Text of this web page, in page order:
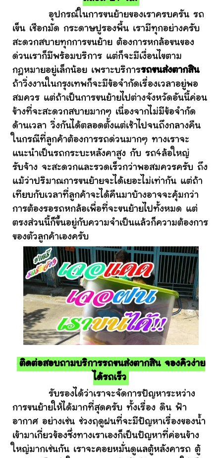
อุปกรณ์ในการขนย้ายของเราครบครัน รถ
เข็น เชือกมัด กระดาษปูรองพื้น เรามีทุกอย่างครับ
สะดวกสบายทุกการขนย้าย ต้องการหกล้อขนของ
ด่วนเราก็มีพร้อมบริการ แต่ก็จะมีเงื่อนไขตาม
กฎหมายอยู่เล็กน้อย เพราะบริการรถขนส่งตากสิน
ถ้าวิ่งงานในกรุงเทพก็จะมีข้อจำกัดเรื่องเวลาอยู่พอ
สมควร แต่ถ้าเป็นการขนย้ายไปต่างจังหวัดอันนี้ค่อน
ข้างที่จะสะดวกสบายมากๆ เนื่องจากไม่มีข้อจำกัด
ด้านเวลา วิ่งกันได้ตลอดตั้งแต่เช้าไปจนถึงกลางคืน
ในกรณีที่ลูกค้าต้องการรถด่วนมากๆ ทางเราจะ
แนะนำเป็นรถกระบะหลังคาสูง กับ รถ4ล้อใหญ่
รับจ้าง จะสะดวกและรวดเร็วกว่าพอสมควรครับ ถึง
แม้ว่าปริมาณการขนย้ายจะได้เยอะไม่เท่ากัน แต่ถ้า
เทียบกับเวลาที่ลูกค้าจะได้คืนมาบ้างอาจจะคุ้มกว่า
การต้องรอรถหกล้อเพื่อที่จะขนย้ายไปทั้งหมด แต่
ตรงส่วนนี้ก็ขึ้นอยู่กับความจำเป็นแล้วก็ความต้องการ
ของตัวลูกค้าเองครับ
ติดต่อสอบถามบริการรถขนส่งตากสิน จองคิวง่าย
ได้รถเร็ว
รับรองได้ว่าเราจะจัดการปัญหาระหว่าง
การขนย้ายให้ได้มากที่สุดครับ ทั้งเรื่อง ดิน ฟ้า
อากาศ อย่างเช่น ช่วงฤดูฝนที่จะมีปัญหาเรื่องของน้ำ
เข้ามาเกี่ยวข้องซึ่งทางเราเองก็เป็นปัญหาที่ค่อนข้าง
ใหญ่มากเช่นกัน เราจะคอยหมั่นดูแลตู้หลังคารถ ตู้